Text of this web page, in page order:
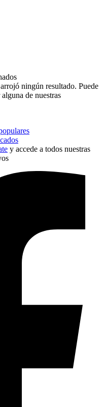
ningún resultado. Puede
de nuestras
y accede a todos nuestras